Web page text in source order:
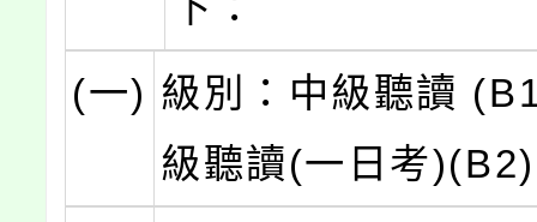
(一) 級別：中級聽讀
級聽讀(一日考)(B2)